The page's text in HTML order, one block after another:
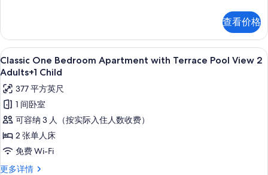
Adults
的
所
有
照
片
with
Terrace
Pool
View
Adults
更
多
信
息
查看价格
显
示
Classic
One
Bedroom
Apartment
with
Terrace
Pool
高档床上用品、客房内保险箱、免费
10
Classic One Bedroom Apartment with Terrace Pool View 2
Adults+1 Child
377 平方英尺
1 间卧室
可容纳 3 人（按实际入住人数收费）
2 张单人床
免费 Wi-Fi
更多详情
Classic